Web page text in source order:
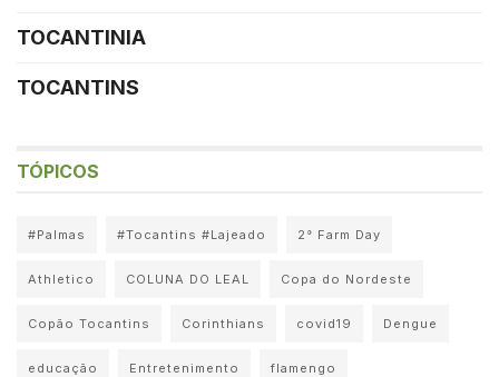
TOCANTINIA
TOCANTINS
TÓPICOS
#Palmas #Tocantins #Lajeado 2° Farm Day
Athletico COLUNA DO LEAL Copa do Nordeste
Copão Tocantins Corinthians covid19 Dengue
educação Entretenimento flamengo